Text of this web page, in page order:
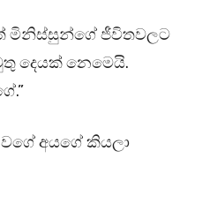
මිනිස්සුන්ගේ ජීවිතවලට
දෙයක් නෙමෙයි.
අයගේ කියලා